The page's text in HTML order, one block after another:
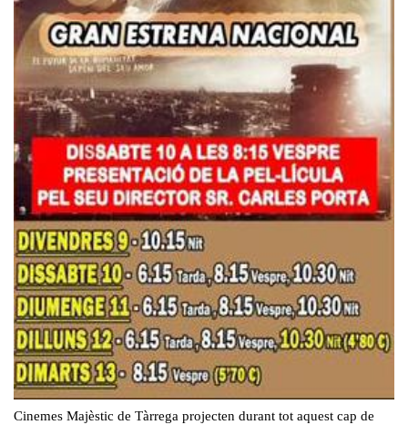
Cinemes Majèstic de Tàrrega projecten durant tot aquest cap de